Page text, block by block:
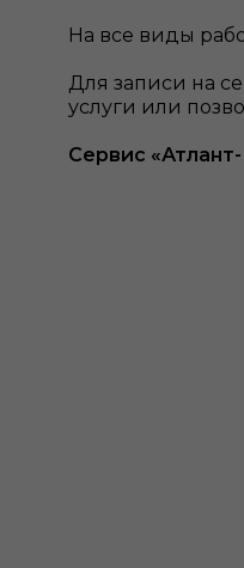
На все виды
Для записи на
услуги или
Сервис